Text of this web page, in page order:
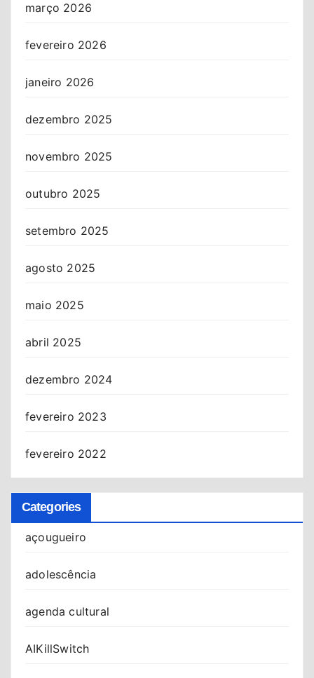
março 2026
fevereiro 2026
janeiro 2026
dezembro 2025
novembro 2025
outubro 2025
setembro 2025
agosto 2025
maio 2025
abril 2025
dezembro 2024
fevereiro 2023
fevereiro 2022
Categories
açougueiro
adolescência
agenda cultural
AIKillSwitch